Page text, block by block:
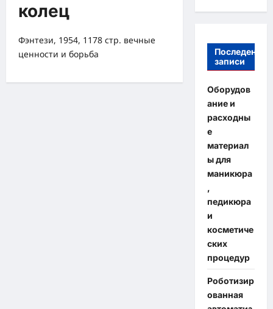
колец
Фэнтези, 1954, 1178 стр. вечные
ценности и борьба
Последение
записи
Оборудов
ание и
расходны
е
материал
ы для
маникюра
,
педикюра
и
косметиче
ских
процедур
Роботизир
ованная